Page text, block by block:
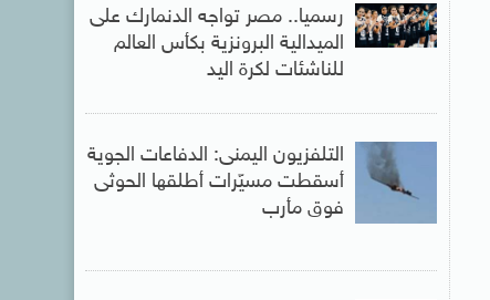
رسميا.. مصر تواجه الدنمارك على
الميدالية البرونزية بكأس العالم
للناشئات لكرة اليد
التلفزيون اليمنى: الدفاعات الجوية
أسقطت مسيّرات أطلقها الحوثى
فوق مأرب